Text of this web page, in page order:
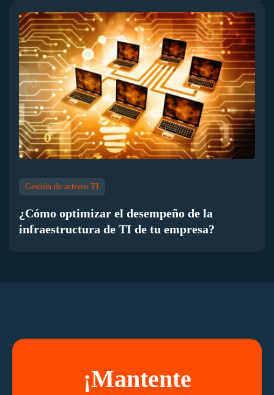
Gestión de activos TI
¿Cómo optimizar el desempeño de la
infraestructura de TI de tu empresa?
¡Mantente